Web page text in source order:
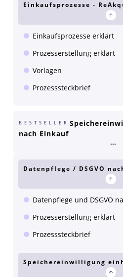
Einkaufsprozesse -
Einkaufsprozesse erklärt
Prozesserstellung erklärt
Vorlagen
Prozesssteckbrief
BESTSELLER
nach Einkauf
Datenpflege / DSGVO
Datenpflege und DSGVO
Prozesserstellung erklärt
Prozesssteckbrief
Speichereinwilligung